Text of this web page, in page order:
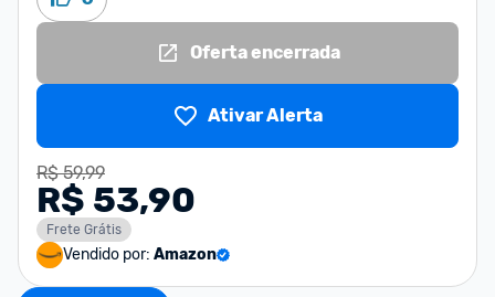
Oferta encerrada
Ativar Alerta
R$ 59,99
R$ 53,90
Frete Grátis
Vendido por: Amazon